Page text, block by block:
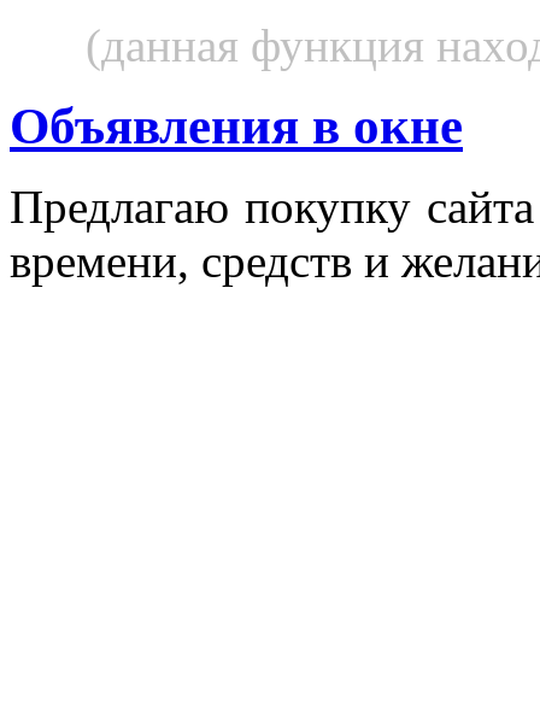
(данная функция
Объявления в окне
Пред­ла­гаю по­куп­ку
вре­мени, средств и